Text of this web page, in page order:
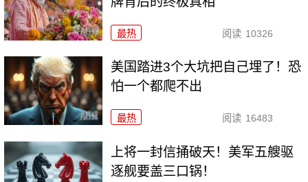
最热 阅读 10326
美国踏进3个大坑把自己埋了！恐
怕一个都爬不出
最热 阅读 16483
上将一封信捅破天！美军五艘驱
逐舰要盖三口锅！